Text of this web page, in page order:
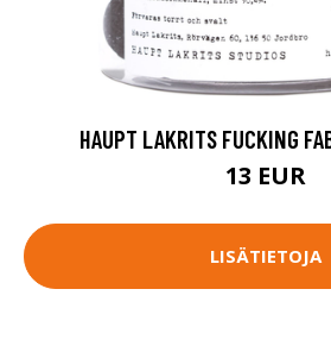
HAUPT LAKRITS FUCKING
13 EUR
LISÄTIETOJA